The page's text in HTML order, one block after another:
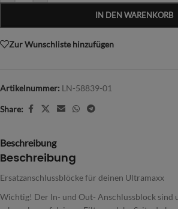
IN DEN WARENKORB
Zur Wunschliste hinzufügen
Artikelnummer: LN-58839-01
Share:
Beschreibung
Beschreibung
Ersatzanschlussblöcke für deinen Ultramaxx
Wichtig! Der In- und Out- Anschlussblock sind